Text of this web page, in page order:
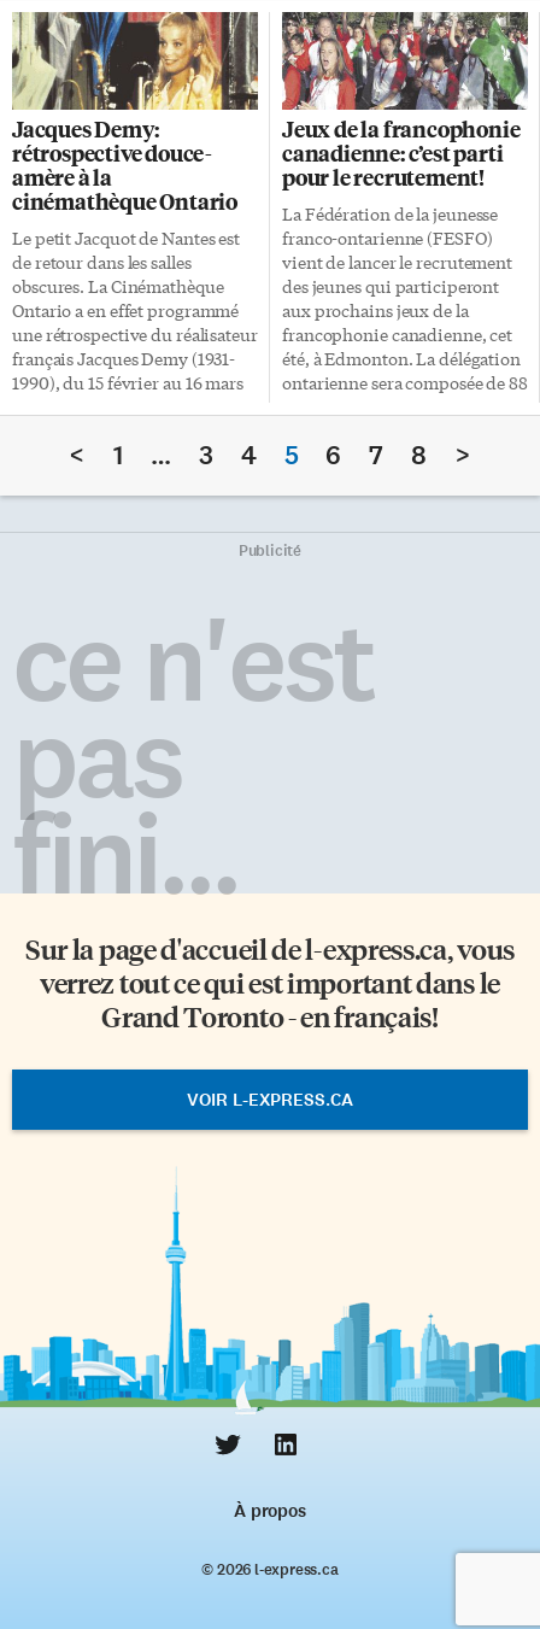
concrétisation de la transaction
évaluée à près de 52 milliards de
dollars. Certains croient que
Teachers voudrait faire baisser
le prix de son offre, qu’il
jugerait aujourd’hui trop élevée
en regard des conditions du
marché. D’autres sont d’avis
que les banques qui financent la
transaction pourraient revoir
les modalités de leurs ententes
avec Teachers […]
singularité du style, c’est peut-
être votre unique chance de le
voir sur grand écran en
Amérique du Nord. Le nouveau
film de Serge Bozon (Mods;
L’Amitié), avec Sylvie Testud et
Pascal Greggory, nous plonge
dans l’étrange errance d’un
bataillon français perdu dans
l’absurdité de la Première
guerre mondiale. On traverse
avec eux les luxuriants
paysages de France et l’on […]
Jacques Demy:
rétrospective douce-
amère à la
cinémathèque Ontario
Le petit Jacquot de Nantes est
de retour dans les salles
obscures. La Cinémathèque
Ontario a en effet programmé
une rétrospective du réalisateur
français Jacques Demy (1931-
1990), du 15 février au 16 mars
Parapluies de Cherbourg à
passant par Les Demoiselles de
Rochefort, Peau d’âne, Lola…
oeuvre: Les Demoiselles ont eu
25 ans, Jacquot de Nantes et
L’Univers de Jacques Demy.
L’oeuvre de Demy est
s’il a aussi puisé son inspiration
dans […]
Jeux de la francophonie
canadienne: c’est parti
pour le recrutement!
La Fédération de la jeunesse
franco-ontarienne (FESFO)
vient de lancer le recrutement
des jeunes qui participeront
aux prochains jeux de la
francophonie canadienne, cet
été, à Edmonton. La délégation
ontarienne sera composée de 88
FESFO. Pour être éligible, il faut
et le 31 décembre 1994, être
scolarisé dans une des écoles
secondaires de la province et
que ces jeux ont lieu et la
demande est toujours forte,
comme l’explique Stéphanie
< 1 … 3 4 5 6 7 8 >
Publicité
ce n'est
pas
fini...
Sur la page d'accueil del-express.ca, vous
verrez tout ce qui est important dans le
Grand Toronto - en français!
VOIR L-EXPRESS.CA
À propos
© 2026 l‑express.ca